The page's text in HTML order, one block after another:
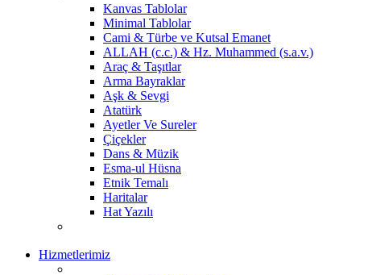
Kanvas Tablolar
Minimal Tablolar
Cami & Türbe ve Kutsal Emanet
ALLAH (c.c.) & Hz. Muhammed (s.a.v.)
Araç & Taşıtlar
Arma Bayraklar
Aşk & Sevgi
Atatürk
Ayetler Ve Sureler
Çiçekler
Dans & Müzik
Esma-ul Hüsna
Etnik Temalı
Haritalar
Hat Yazılı
Hizmetlerimiz